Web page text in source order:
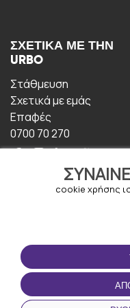
cookie χρήσης
ΣΧΕΤΙΚΆ ΜΕ ΤΗΝ
URBO
Στάθμευση
Σχετικά με εμάς
Επαφές
0700 70 270
ΟΡΟΙ ΧΡΉΣΗΣ
Οροι και
Πολιτική απορρήτου